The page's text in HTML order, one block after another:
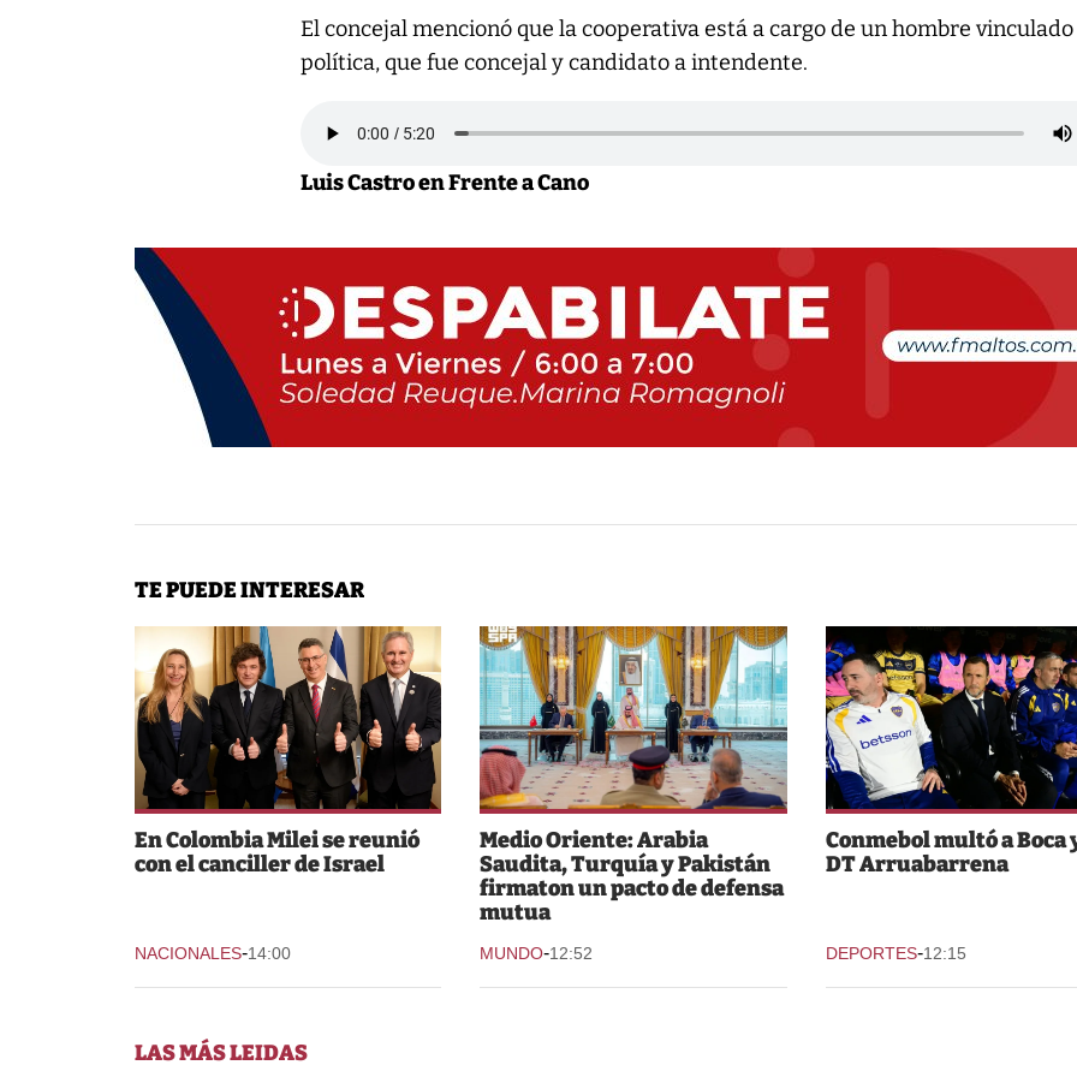
El concejal mencionó que la cooperativa está a cargo de un hombre vinculado
política, que fue concejal y candidato a intendente.
Luis Castro en Frente a Cano
TE PUEDE INTERESAR
En Colombia Milei se reunió
con el canciller de Israel
NACIONALES-14:00
Medio Oriente: Arabia
Saudita, Turquía y Pakistán
firmaton un pacto de defensa
mutua
MUNDO-12:52
Conmebol multó a Boca
DT Arruabarrena
DEPORTES-12:15
LAS MÁS LEIDAS